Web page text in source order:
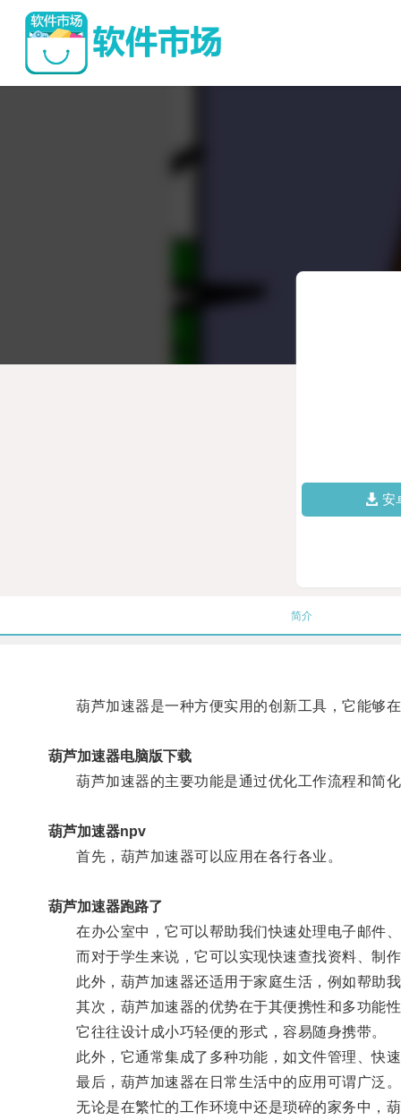
安
简介
葫芦加速器是一种方便实用的创新工具，它能够在
葫芦加速器电脑版下载
葫芦加速器的主要功能是通过优化工作流程和简化
葫芦加速器npv
首先，葫芦加速器可以应用在各行各业。
葫芦加速器跑路了
在办公室中，它可以帮助我们快速处理电子邮件、
而对于学生来说，它可以实现快速查找资料、制作
此外，葫芦加速器还适用于家庭生活，例如帮助我
其次，葫芦加速器的优势在于其便携性和多功能
它往往设计成小巧轻便的形式，容易随身携带。
此外，它通常集成了多种功能，如文件管理、快
最后，葫芦加速器在日常生活中的应用可谓广泛。
无论是在繁忙的工作环境中还是琐碎的家务中，葫